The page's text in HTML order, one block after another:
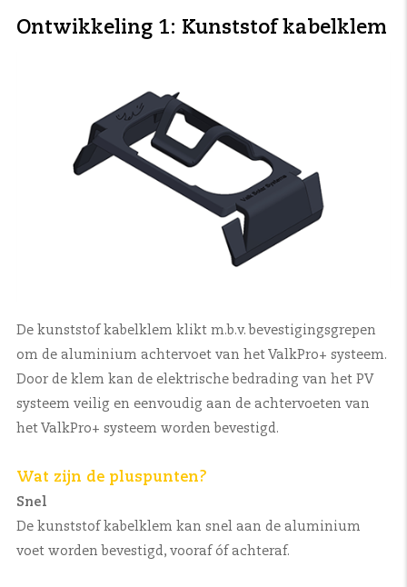
Ontwikkeling 1: Kunststof kabelklem
De kunststof kabelklem klikt m.b.v. bevestigingsgrepen
om de aluminium achtervoet van het ValkPro+ systeem.
Door de klem kan de elektrische bedrading van het PV
systeem veilig en eenvoudig aan de achtervoeten van
het ValkPro+ systeem worden bevestigd.
Wat zijn de pluspunten?
Snel
De kunststof kabelklem kan snel aan de aluminium
voet worden bevestigd, vooraf óf achteraf.